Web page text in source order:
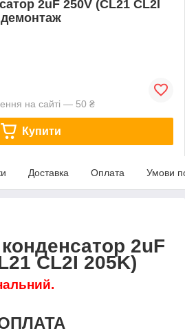
2uF 250V (CL21 CL2I
на сайті — 50 ₴
Купити
Доставка Оплата Умови
2uF
CL2I 205K)